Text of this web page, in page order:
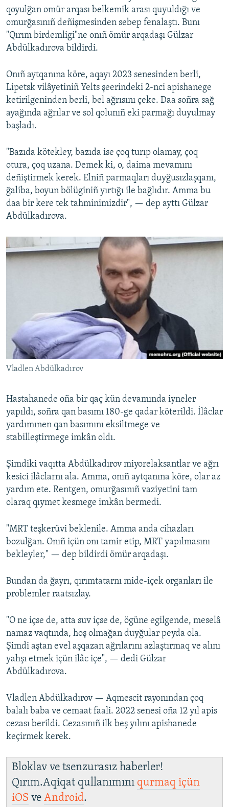
qoyulğan omür arqası belkemik arası quyuldığı ve
omurğasınıñ deñişmesinden sebep fenalaştı. Bunı
"Qırım birdemligi"ne onıñ ömür arqadaşı Gülzar
Abdülkadırova bildirdi.
Onıñ aytqanına köre, aqayı 2023 senesinden berli,
Lipetsk vilâyetiniñ Yelts şeerindeki 2-nci apishanege
ketirilgeninden berli, bel ağrısını çeke. Daa soñra sağ
ayağında ağrılar ve sol qolunıñ eki parmağı duyulmay
başladı.
"Bazıda kötekley, bazıda ise çoq turıp olamay, çoq
otura, çoq uzana. Demek ki, o, daima mevamını
deñiştirmek kerek. Elniñ parmaqları duyğusızlaşqanı,
ğaliba, boyun bölüginiñ yırtığı ile bağlıdır. Amma bu
daa bir kere tek tahminimizdir", — dep ayttı Gülzar
Abdülkadırova.
Vladlen Abdülkadırov
Hastahanede oña bir qaç kün devamında iyneler
yapıldı, soñra qan basımı 180-ge qadar köterildi. İlâclar
yardımınen qan basımını eksiltmege ve
stabilleştirmege imkân oldı.
Şimdiki vaqıtta Abdülkadırov miyorelaksantlar ve ağrı
kesici ilâclarnı ala. Amma, onıñ aytqanına köre, olar az
yardım ete. Rentgen, omurğasınıñ vaziyetini tam
olaraq qıymet kesmege imkân bermedi.
"MRT teşkerüvi beklenile. Amma anda cihazları
bozulğan. Onıñ içün onı tamir etip, MRT yapılmasını
bekleyler," — dep bildirdi ömür arqadaşı.
Bundan da ğayrı, qırımtatarnı mide-içek organları ile
problemler raatsızlay.
"O ne içse de, atta suv içse de, ögüne egilgende, meselâ
namaz vaqtında, hoş olmağan duyğular peyda ola.
Şimdi aştan evel aşqazan ağrılarını azlaştırmaq ve alını
yahşı etmek içün ilâc içe", — dedi Gülzar
Abdülkadırova.
Vladlen Abdülkadırov — Aqmescit rayonından çoq
balalı baba ve cemaat faali. 2022 senesi oña 12 yıl apis
cezası berildi. Cezasınıñ ilk beş yılını apishanede
keçirmek kerek.
Bloklav ve tsenzurasız haberler!
Qırım.Aqiqat qullanımını qurmaq içün
iOS ve Android.